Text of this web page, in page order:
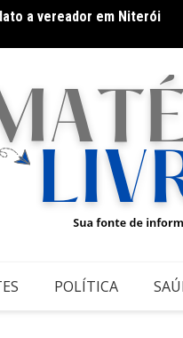
Belo Horizonte para
POLÍTICA